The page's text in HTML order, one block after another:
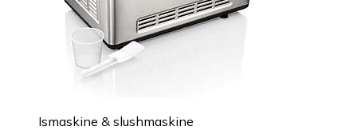
Ismaskine & slushmaskine